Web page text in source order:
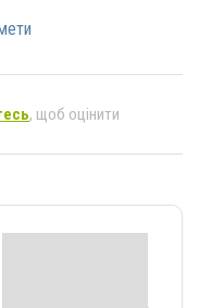
, щоб оцінити